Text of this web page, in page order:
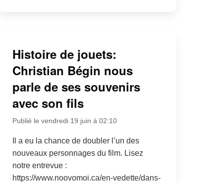
Histoire de jouets:
Christian Bégin nous
parle de ses souvenirs
avec son fils
Publié le vendredi 19 juin à 02:10
Il a eu la chance de doubler l’un des
nouveaux personnages du film. Lisez
notre entrevue :
https://www.noovomoi.ca/en-vedette/dans-